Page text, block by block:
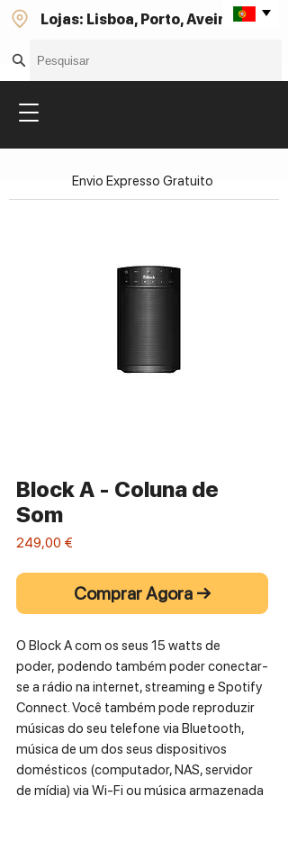
Lojas: Lisboa, Porto, Aveiro
Block A - Coluna de
Som
249,00 €
Comprar Agora →
O Block A com os seus 15 watts de
poder, podendo também poder conectar-
se a rádio na internet, streaming e Spotify
Connect. Você também pode reproduzir
músicas do seu telefone via Bluetooth,
música de um dos seus dispositivos
domésticos (computador, NAS, servidor
de mídia) via Wi-Fi ou música armazenada
Envio Expresso Gratuito